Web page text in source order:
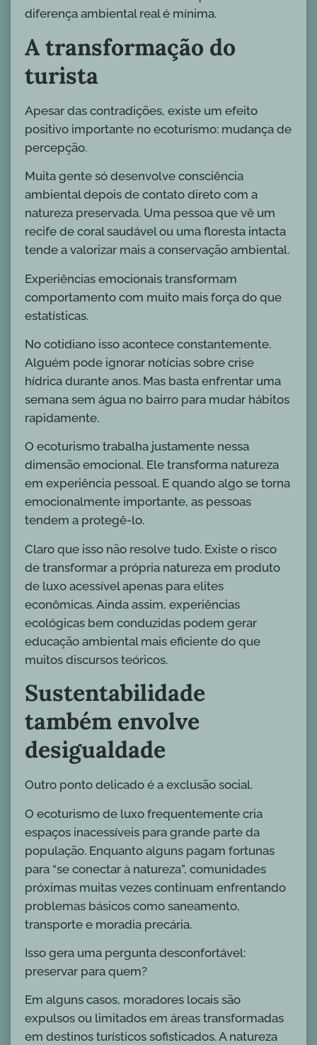
diferença ambiental real é mínima.
A transformação do
turista
Apesar das contradições, existe um efeito
positivo importante no ecoturismo: mudança de
percepção.
Muita gente só desenvolve consciência
ambiental depois de contato direto com a
natureza preservada. Uma pessoa que vê um
recife de coral saudável ou uma floresta intacta
tende a valorizar mais a conservação ambiental.
Experiências emocionais transformam
comportamento com muito mais força do que
estatísticas.
No cotidiano isso acontece constantemente.
Alguém pode ignorar notícias sobre crise
hídrica durante anos. Mas basta enfrentar uma
semana sem água no bairro para mudar hábitos
rapidamente.
O ecoturismo trabalha justamente nessa
dimensão emocional. Ele transforma natureza
em experiência pessoal. E quando algo se torna
emocionalmente importante, as pessoas
tendem a protegê-lo.
Claro que isso não resolve tudo. Existe o risco
de transformar a própria natureza em produto
de luxo acessível apenas para elites
econômicas. Ainda assim, experiências
ecológicas bem conduzidas podem gerar
educação ambiental mais eficiente do que
muitos discursos teóricos.
Sustentabilidade
também envolve
desigualdade
Outro ponto delicado é a exclusão social.
O ecoturismo de luxo frequentemente cria
espaços inacessíveis para grande parte da
população. Enquanto alguns pagam fortunas
para “se conectar à natureza”, comunidades
próximas muitas vezes continuam enfrentando
problemas básicos como saneamento,
transporte e moradia precária.
Isso gera uma pergunta desconfortável:
preservar para quem?
Em alguns casos, moradores locais são
expulsos ou limitados em áreas transformadas
em destinos turísticos sofisticados. A natureza